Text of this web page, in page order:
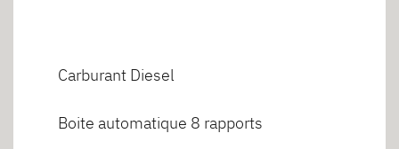
Carburant Diesel
Boite automatique 8 rapports